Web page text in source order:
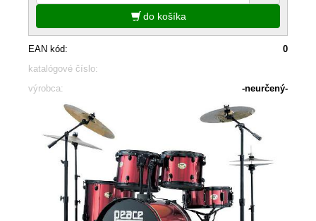
do košíka
EAN kód:
0
katalógové číslo:
výrobca:
-neurčený-